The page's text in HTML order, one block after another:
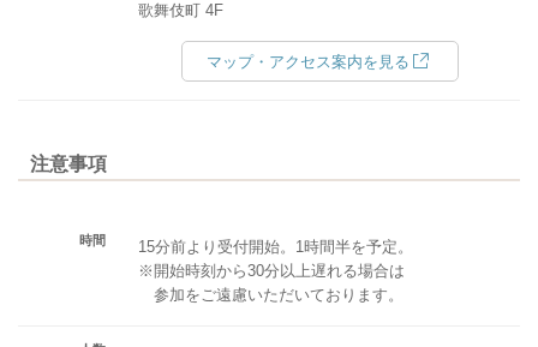
歌舞伎町 4F
マップ・アクセス案内を見る
注意事項
時間
15分前より受付開始。1時間半を予定。
※開始時刻から30分以上遅れる場合は
参加をご遠慮いただいております。